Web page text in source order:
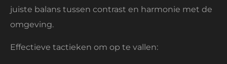
juiste balans tussen contrast en harmonie met de
omgeving.
Effectieve tactieken om op te vallen: